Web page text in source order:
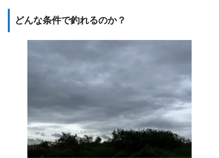
どんな条件で釣れるのか？